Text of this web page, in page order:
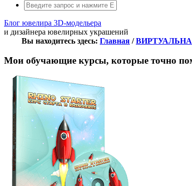
Блог ювелира 3D-модельера
и дизайнера ювелирных украшений
Вы находитесь здесь: Главная /
Мои обучающие курсы, которые точно